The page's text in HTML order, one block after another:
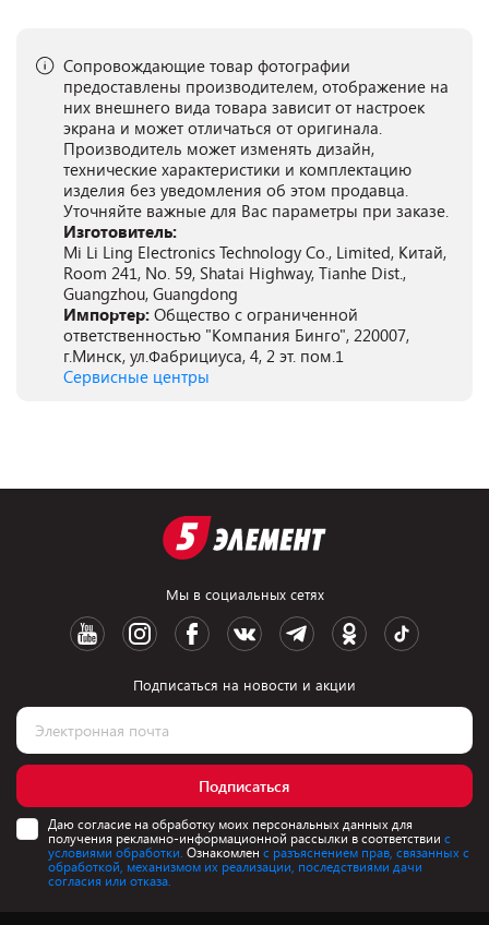
Сопровождающие товар фотографии
предоставлены производителем, отображение на
них внешнего вида товара зависит от настроек
экрана и может отличаться от оригинала.
Производитель может изменять дизайн,
технические характеристики и комплектацию
изделия без уведомления об этом продавца.
Уточняйте важные для Вас параметры при заказе.
Изготовитель:
Mi Li Ling Electronics Technology Co., Limited, Китай,
Room 241, No. 59, Shatai Highway, Tianhe Dist.,
Guangzhou, Guangdong
Импортер: Общество с ограниченной
ответственностью "Компания Бинго", 220007,
г.Минск, ул.Фабрициуса, 4, 2 эт. пом.1
Сервисные центры
Мы в социальных сетях
Подписаться на новости и акции
Подписаться
Даю согласие на обработку моих персональных данных для
получения рекламно-информационной рассылки в соответствии с
условиями обработки. Ознакомлен с разъяснением прав, связанных с
обработкой, механизмом их реализации, последствиями дачи
согласия или отказа.